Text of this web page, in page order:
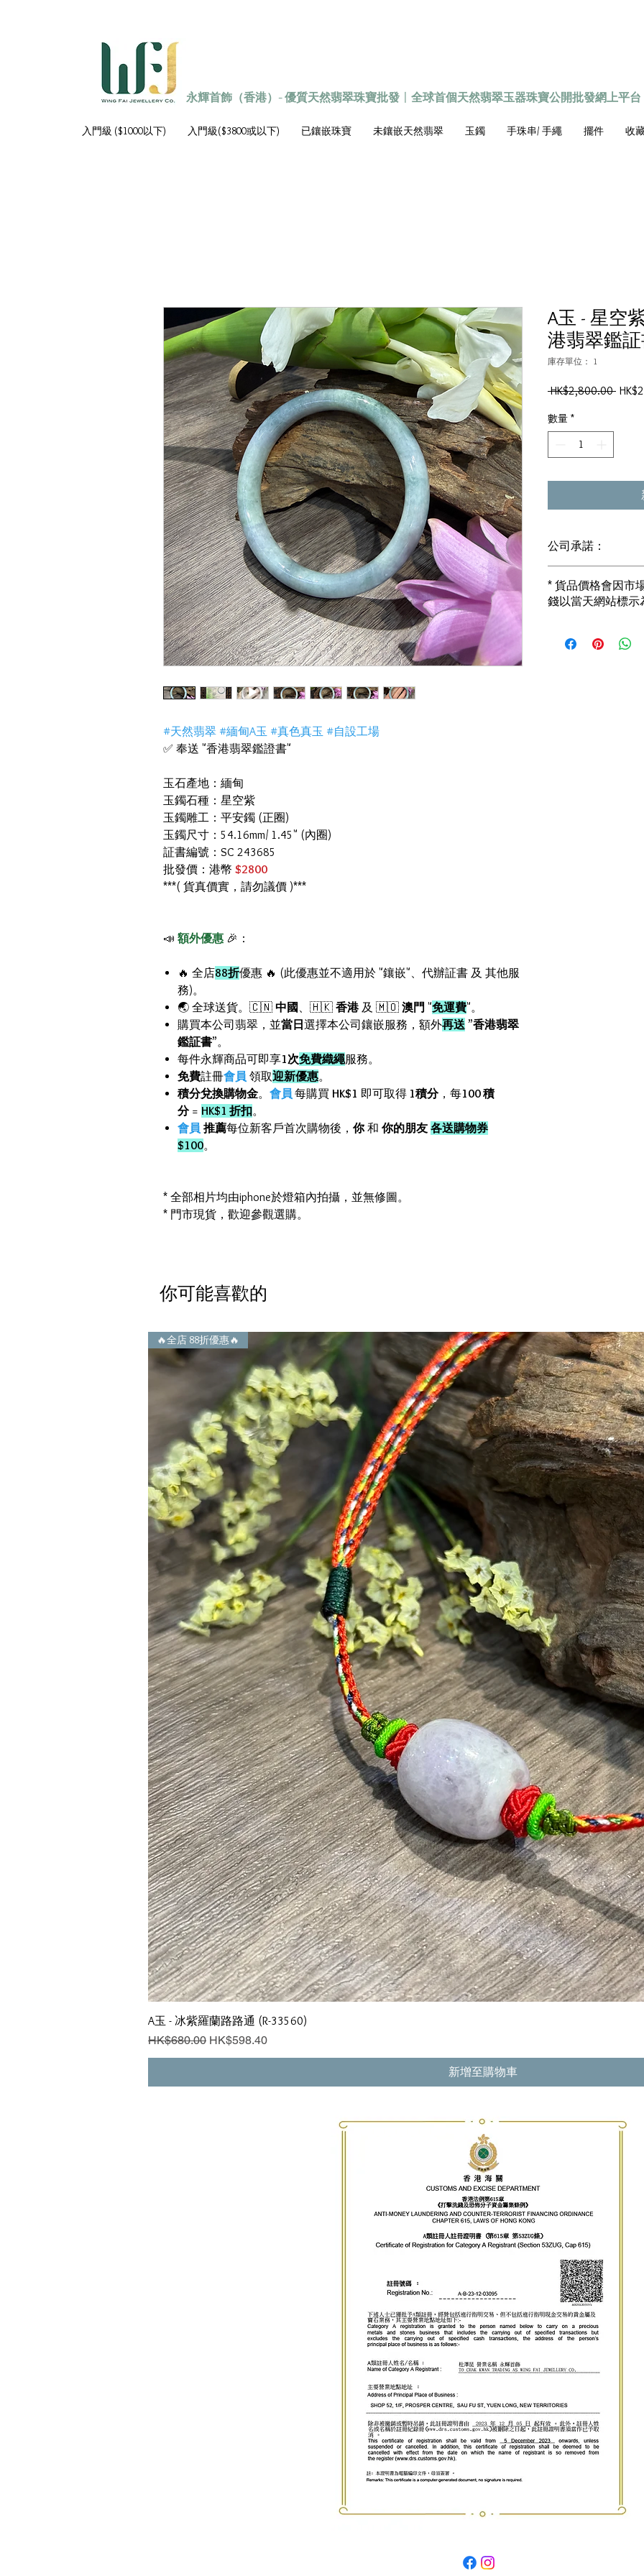
永輝首飾（香港）- 優質天然翡翠珠寶批發 〡 全球首個天然翡翠玉器珠寶公開批發網上平台
入門級 ($1000以下) 入門級($3800或以下) 已鑲嵌珠寶 未鑲嵌天然翡翠 玉鐲 手珠串/ 手繩 擺件 收
#天然翡翠 #緬甸A玉 #真色真玉 #自設工場
✅ 奉送 "香港翡翠鑑證書"
玉石產地：緬甸
玉鐲石種：星空紫
玉鐲雕工：平安鐲 (正圈)
玉鐲尺寸：54.16mm/ 1.45" (內圈)
証書編號：SC 243685
批發價：港幣 $2800
***( 貨真價實，請勿議價 )***
📣 額外優惠 🎉：
🔥 全店88折優惠 🔥 (此優惠並不適用於 "鑲嵌"、代辦証書 及 其他服
務)。
🌏 全球送貨。🇨🇳 中國 、🇭🇰 香港及 🇲🇴 澳門 "免運費"。
購買本公司翡翠，並當日 選擇本公司鑲嵌服務，額外再送 ”香港翡翠
鑑証書”。
每件永輝商品可即享1次免費織繩服務。
免費註冊會員 領取迎新優惠。
積分兌換購物金。 會員 每購買 HK$1 即可取得 1積分，每100 積
分= HK$1 折扣。
會員 推薦每位新客戶首次購物後， 你和 你的朋友 各送購物券
$100。
* 全部相片均由iphone於燈箱內拍攝，並無修圖。
* 門市現貨，歡迎參觀選購。
A玉 - 星空
港翡翠鑑証
庫存單位： 1
HK$2,800.00 一
數量 *
公司承諾：
i) 所有已鑲玉器珠寶
書]
3) 顧客所花費一分
* 貨品價格會因市
錢以當天網站標示
你可能喜歡的
🔥全店 88折優惠🔥
A玉 - 冰紫羅蘭路路通 (R-33560)
一般價格
HK$680.00 促銷價格
HK$598.40
新增至購物車